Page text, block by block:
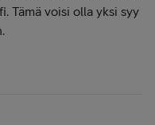
Tämä voisi olla yksi syy